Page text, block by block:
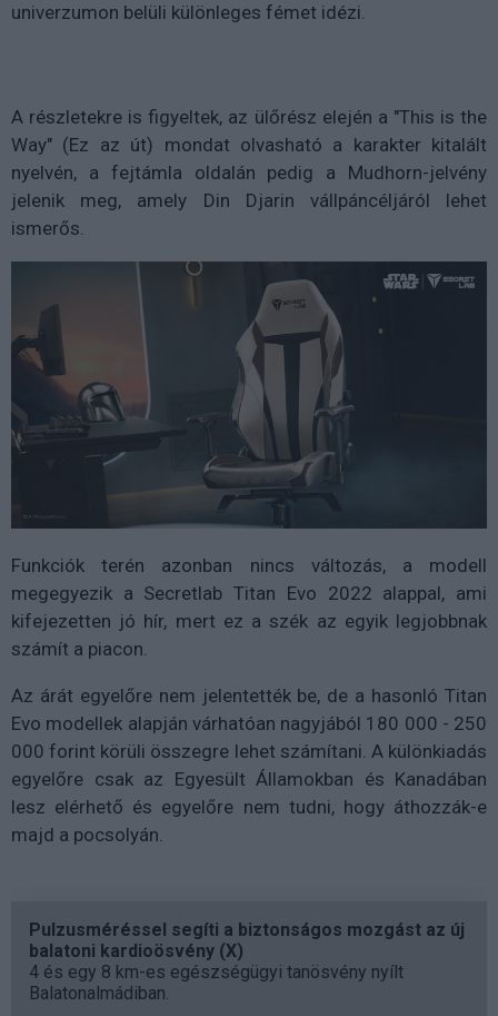
univerzumon belüli különleges fémet idézi.
A részletekre is figyeltek, az ülőrész elején a "This is the
Way" (Ez az út) mondat olvasható a karakter kitalált
nyelvén, a fejtámla oldalán pedig a Mudhorn-jelvény
jelenik meg, amely Din Djarin vállpáncéljáról lehet
ismerős.
Funkciók terén azonban nincs változás, a modell
megegyezik a Secretlab Titan Evo 2022 alappal, ami
kifejezetten jó hír, mert ez a szék az egyik legjobbnak
számít a piacon.
Az árát egyelőre nem jelentették be, de a hasonló Titan
Evo modellek alapján várhatóan nagyjából 180 000 - 250
000 forint körüli összegre lehet számítani. A különkiadás
egyelőre csak az Egyesült Államokban és Kanadában
lesz elérhető és egyelőre nem tudni, hogy áthozzák-e
majd a pocsolyán.
Pulzusméréssel segíti a biztonságos mozgást az új
balatoni kardioösvény (X)
4 és egy 8 km-es egészségügyi tanösvény nyílt
Balatonalmádiban.